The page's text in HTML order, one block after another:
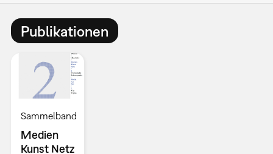
Publikationen
Sammelband
Medien
Kunst Netz